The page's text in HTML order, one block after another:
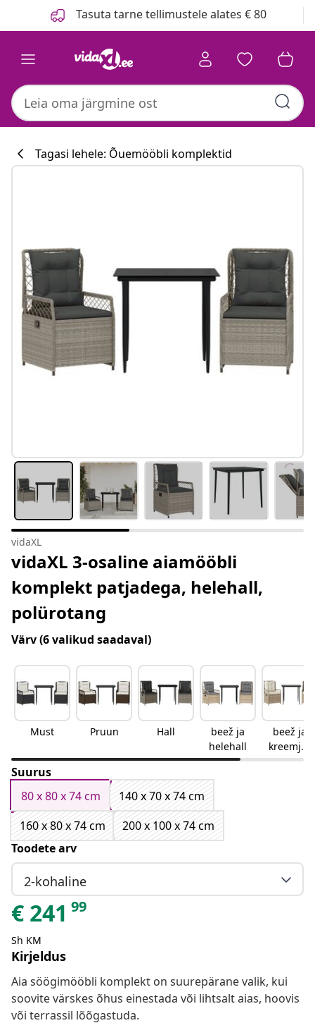
Tasuta tarne tellimustele alates € 80
#sharemevidaxl
Tagasi lehele: Õuemööbli komplektid
vidaXL
vidaXL 3-osaline aiamööbli
komplekt patjadega, helehall,
polürotang
Värv(6 valikud saadaval)
Must Pruun Hall
beež ja
helehall
beež ja
kreemjas
valge
Suurus
80 x 80 x 74 cm
140 x 70 x 74 cm
160 x 80 x 74 cm
200 x 100 x 74 cm
Toodete arv
2-kohaline
€ 241 99
Sh KM
Kirjeldus
Aia söögimööbli komplekt on suurepärane valik, kui
soovite värskes õhus einestada või lihtsalt aias, hoovis
või terrassil lõõgastuda.